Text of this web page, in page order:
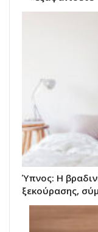
Ύπνος: Η
ξεκούρασης,